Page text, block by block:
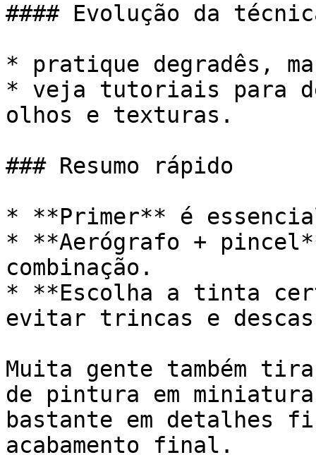
#### Evolução da
* pratique degradês,
* veja tutoriais para
olhos e texturas.
### Resumo rápido
* **Primer** é
* **Aerógrafo +
combinação.
* **Escolha a tinta
evitar trincas e
Muita gente também
de pintura em
bastante em detalhes
acabamento final.